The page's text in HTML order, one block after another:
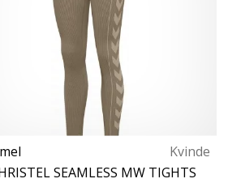
Kvinde
SEAMLESS MW TIGHTS